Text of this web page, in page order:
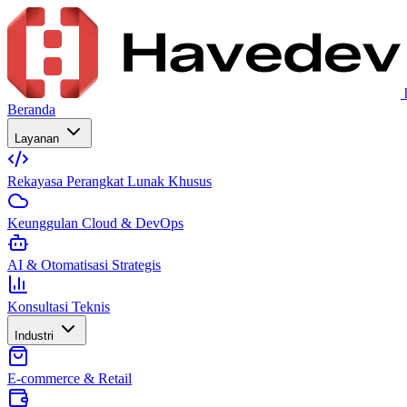
Beranda
Layanan
Rekayasa Perangkat Lunak Khusus
Keunggulan Cloud & DevOps
AI & Otomatisasi Strategis
Konsultasi Teknis
Industri
E-commerce & Retail